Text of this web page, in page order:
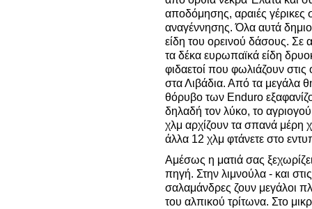
αποδόμησης, αραιές γέρικες
αναγέννησης. Όλα αυτά
είδη του ορεινού δάσους.
τα δέκα ευρωπαϊκά είδη
φιδαετοί που φωλιάζουν
στα Λιβάδια. Από τα μεγάλα
θόρυβο των Enduro
δηλαδή τον λύκο, το
χλμ αρχίζουν τα σπανά μέρη
άλλα 12 χλμ φτάνετε στο
Αμέσως η ματιά σας
πηγή. Στην λιμνούλα - και
σαλαμάνδρες ζουν μεγάλοι
του αλπικού τρίτωνα. Στο